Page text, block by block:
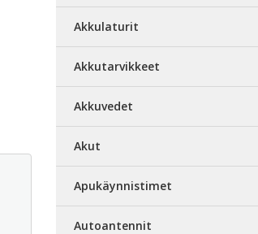
Akkulaturit
Akkutarvikkeet
Akkuvedet
Akut
Apukäynnistimet
Autoantennit